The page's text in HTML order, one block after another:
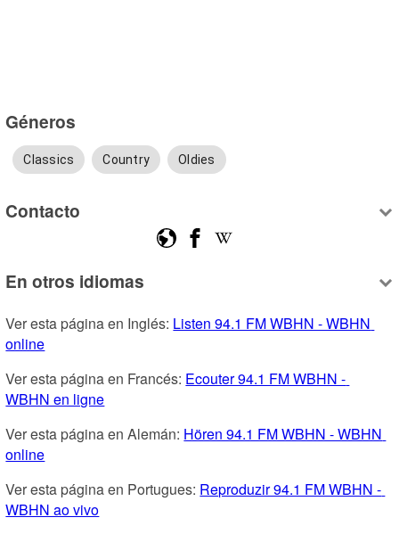
Géneros
Classics Country Oldies
Contacto
En otros idiomas
Ver esta página en Inglés: Listen 94.1 FM WBHN - WBHN
online
Ver esta página en Francés: Ecouter 94.1 FM WBHN -
WBHN en ligne
Ver esta página en Alemán: Hören 94.1 FM WBHN - WBHN
online
Ver esta página en Portugues: Reproduzir 94.1 FM WBHN -
WBHN ao vivo